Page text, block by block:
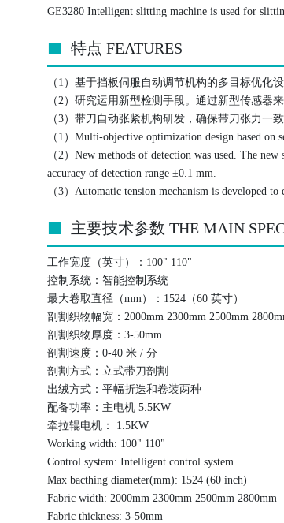
GE3280 Intelligent slitting machine is used for
特点 FEATURES
（1）基于挡板伺服自动调节机构的多目标优化设
（2）研究运用新型检测手段。通过新型传感器
（3）带刀自动张紧机构研发，确保带刀张力一致
（1）Multi-objective optimization design based on
（2）New methods of detection was used. The
accuracy of detection range ±0.1 mm.
（3）Automatic tension mechanism is developed
主要技术参数 THE MAIN
工作宽度（英寸）：100" 110"
控制系统：智能控制系统
最大卷取直径（mm）：1524（60 英寸）
剖割织物幅宽：2000mm 2300mm 2500mm
剖割织物厚度：3-50mm
剖割速度：0-40 米 / 分
剖割方式：立式带刀剖割
出绒方式：平幅折迭和卷装两种
配备功率：主电机 5.5KW
牵拉辊电机： 1.5KW
Working width: 100" 110"
Control system: Intelligent control system
Max bacthing diameter(mm): 1524 (60 inch)
Fabric width: 2000mm 2300mm 2500mm 2800mm
Fabric thickness: 3-50mm